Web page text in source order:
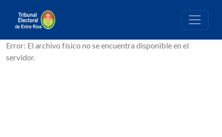
Error: El archivo físico no se encuentra disponible en el
servidor.